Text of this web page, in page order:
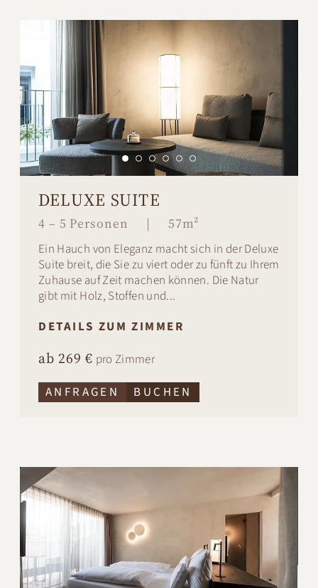
DELUXE SUITE
4 – 5 Personen |
57m²
Ein Hauch von Eleganz macht sich in der Deluxe
Suite breit, die Sie zu viert oder zu fünft zu Ihrem
Zuhause auf Zeit machen können. Die Natur
gibt mit Holz, Stoffen und...
DETAILS ZUM ZIMMER
ab 269 € pro Zimmer
ANFRAGEN
BUCHEN